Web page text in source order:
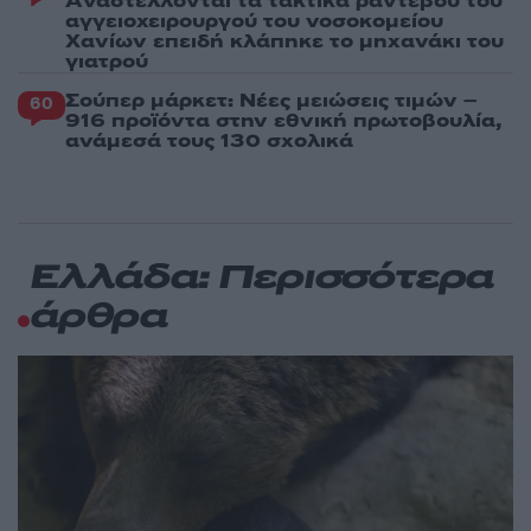
αγγειοχειρουργού του νοσοκομείου
Χανίων επειδή κλάπηκε το μηχανάκι του
γιατρού
60 Σούπερ μάρκετ: Νέες μειώσεις τιμών –
916 προϊόντα στην εθνική πρωτοβουλία,
ανάμεσά τους 130 σχολικά
Ελλάδα: Περισσότερα
άρθρα